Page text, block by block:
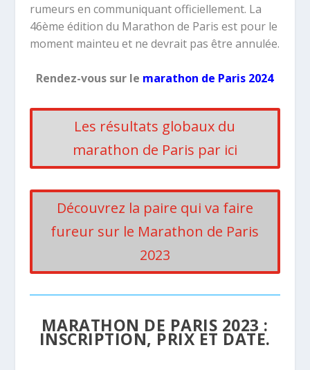
rumeurs en communiquant officiellement. La
46ème édition du Marathon de Paris est pour le
moment mainteu et ne devrait pas être annulée.
Rendez-vous sur le marathon de Paris 2024
Les résultats globaux du
marathon de Paris par ici
Découvrez la paire qui va faire
fureur sur le Marathon de Paris
2023
MARATHON DE PARIS 2023 :
INSCRIPTION, PRIX ET DATE.